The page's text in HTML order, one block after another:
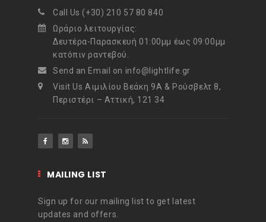
Call Us (+30) 210 57 80 840
Ωράριο λειτουργίας:
Δευτέρα-Παρασκευή 01:00μμ έως 09:00μμ
κατόπιν ραντεβού.
Send an Email on info@lightlife.gr
Visit Us Αιμιλίου Βεάκη 9Α & Ρούσβελτ 8,
Περιστέρι – Αττική, 121 34
MAILING LIST
Sign up for our mailing list to get latest
updates and offers.